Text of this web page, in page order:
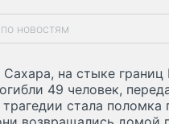
Сахара, на стыке
49 человек,
стала поломка